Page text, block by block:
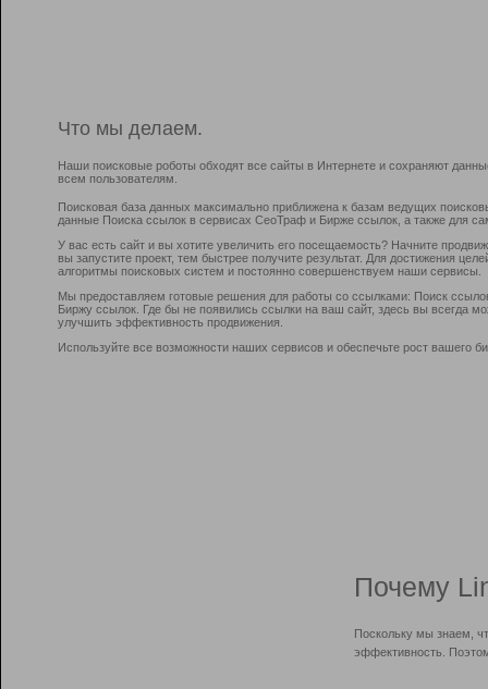
Что мы делаем.
Наши поисковые роботы обходят все сайты в Интернете и сохраняют
всем пользователям.
Поисковая база данных максимально приближена к базам ведущих
данные Поиска ссылок в сервисах СеоТраф и Бирже ссылок, а также для
У вас есть сайт и вы хотите увеличить его посещаемость? Начните
вы запустите проект, тем быстрее получите результат. Для достижения
алгоритмы поисковых систем и постоянно совершенствуем наши сервисы.
Мы предоставляем готовые решения для работы со ссылками: Поиск
Биржу ссылок. Где бы не появились ссылки на ваш сайт, здесь вы всегда
улучшить эффективность продвижения.
Используйте все возможности наших сервисов и обеспечьте рост вашего
Почему
Поскольку мы знаем,
эффективность.